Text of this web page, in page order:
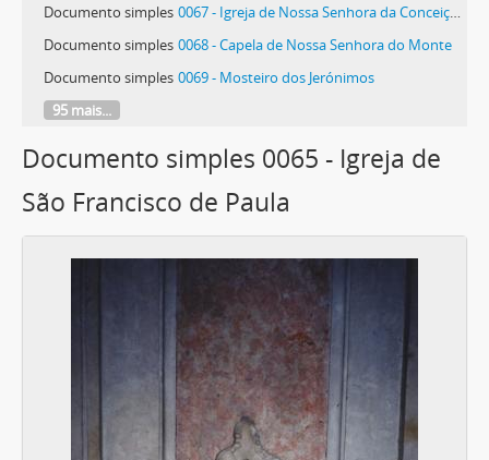
Documento simples 0067 - Igreja de Nossa Senhora da Conceição Velha
Documento simples 0068 - Capela de Nossa Senhora do Monte
Documento simples 0069 - Mosteiro dos Jerónimos
95 mais...
Documento simples 0065 - Igreja de
São Francisco de Paula